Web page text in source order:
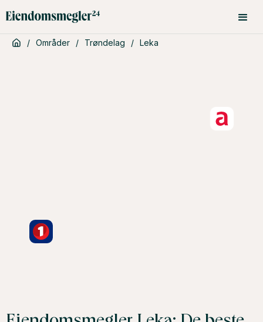
/ Områder / Trøndelag / Leka